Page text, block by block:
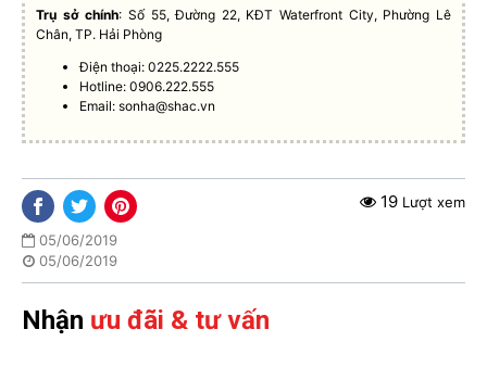
Trụ sở chính: Số 55, Đường 22, KĐT Waterfront City, Phường Lê
Chân, TP. Hải Phòng
Điện thoại: 0225.2222.555
Hotline: 0906.222.555
Email:sonha@shac.vn
05/06/2019
05/06/2019
19 Lượt xem
Nhận ưu đãi & tư vấn